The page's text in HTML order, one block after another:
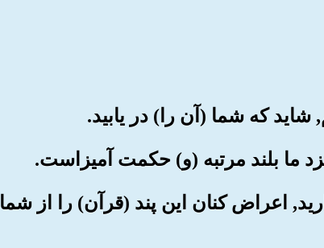
اعراض کنان این پند (قرآن) را از شما